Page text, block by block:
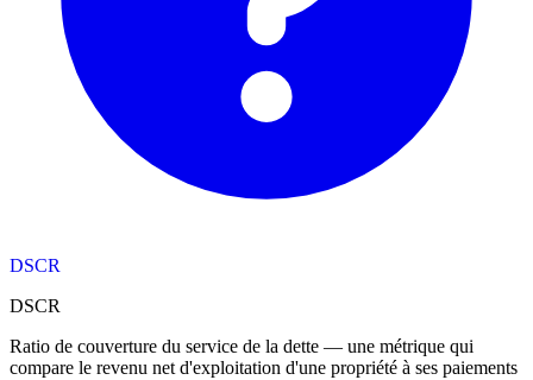
DSCR
DSCR
Ratio de couverture du service de la dette — une métrique qui
compare le revenu net d'exploitation d'une propriété à ses paiements